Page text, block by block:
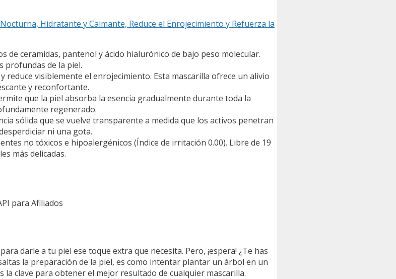
Hidratante y Calmante, Reduce el Enrojecimiento y Refuerza la
de ceramidas, pantenol y ácido hialurónico de bajo peso molecular.
profundas de la piel.
reduce visiblemente el enrojecimiento. Esta mascarilla ofrece un alivio
y reconfortante.
que la piel absorba la esencia gradualmente durante toda la
regenerado.
sólida que se vuelve transparente a medida que los activos penetran
ni una gota.
no tóxicos e hipoalergénicos (Índice de irritación 0.00). Libre de 19
más delicadas.
para Afiliados
darle a tu piel ese toque extra que necesita. Pero, ¡espera! ¿Te has
la preparación de la piel, es como intentar plantar un árbol en un
la clave para obtener el mejor resultado de cualquier mascarilla.